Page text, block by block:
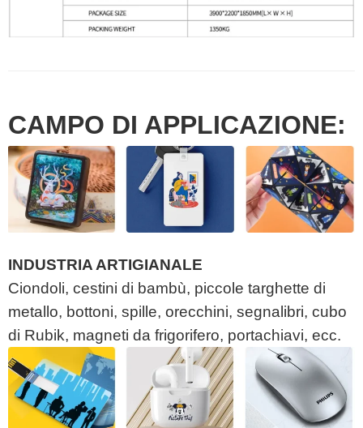
CAMPO DI APPLICAZIONE:
INDUSTRIA ARTIGIANALE
Ciondoli, cestini di bambù, piccole targhette di
metallo, bottoni, spille, orecchini, segnalibri, cubo
di Rubik, magneti da frigorifero, portachiavi, ecc.